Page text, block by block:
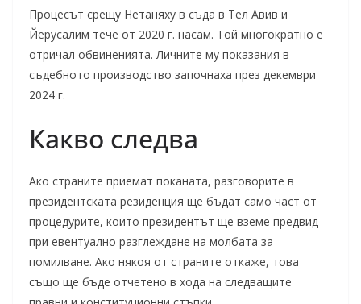
Процесът срещу Нетаняху в съда в Тел Авив и
Йерусалим тече от 2020 г. насам. Той многократно е
отричал обвиненията. Личните му показания в
съдебното производство започнаха през декември
2024 г.
Какво следва
Ако страните приемат поканата, разговорите в
президентската резиденция ще бъдат само част от
процедурите, които президентът ще вземе предвид
при евентуално разглеждане на молбата за
помилване. Ако някоя от страните откаже, това
също ще бъде отчетено в хода на следващите